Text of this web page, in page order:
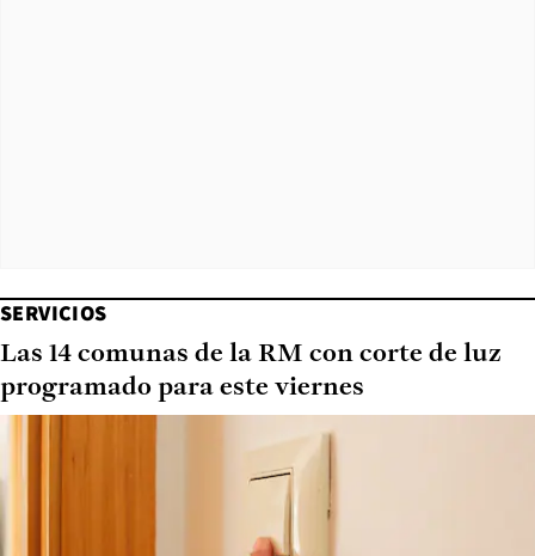
SERVICIOS
Las 14 comunas de la RM con corte de luz
programado para este viernes